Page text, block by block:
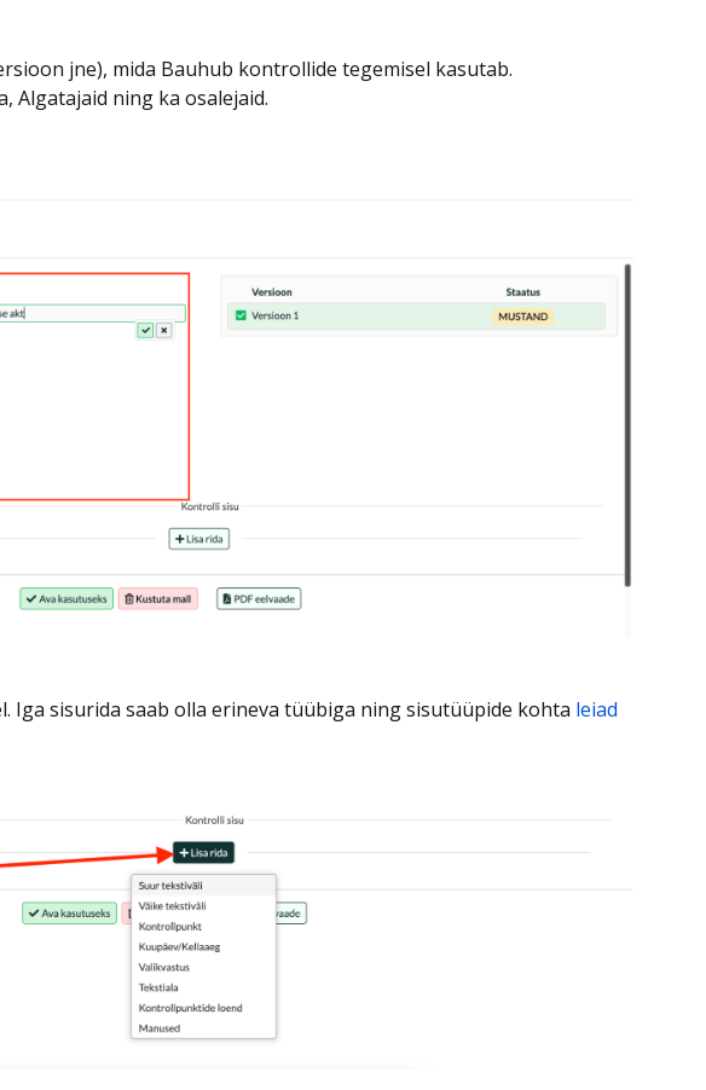
jne), mida Bauhub kontrollide tegemisel kasutab.
Algatajaid ning ka osalejaid.
Iga sisurida saab olla erineva tüübiga ning sisutüüpide kohta leiad